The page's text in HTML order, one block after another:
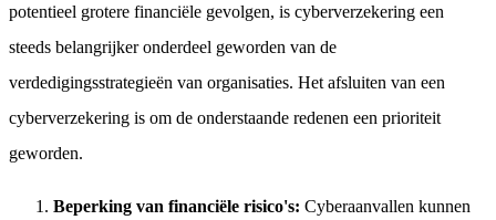
potentieel grotere financiële gevolgen, is cyberverzekering een
steeds belangrijker onderdeel geworden van de
verdedigingsstrategieën van organisaties. Het afsluiten van een
cyberverzekering is om de onderstaande redenen een prioriteit
geworden.
Beperking van financiële risico's: Cyberaanvallen kunnen